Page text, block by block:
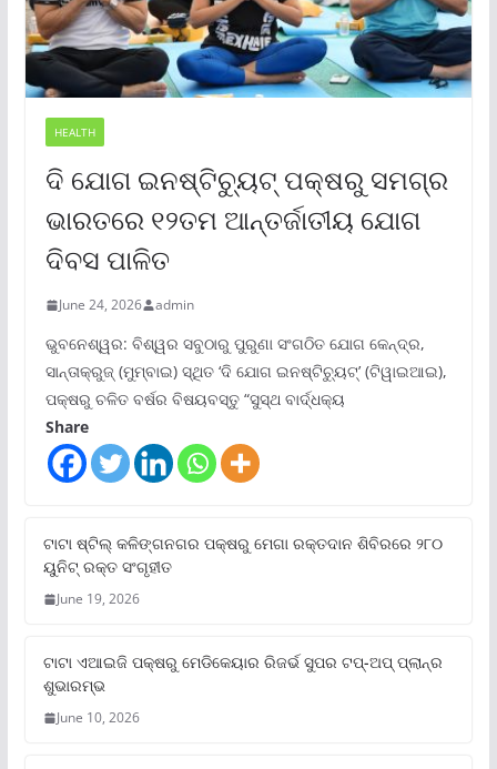
HEALTH
ଦି ଯୋଗ ଇନଷ୍ଟିଚ୍ୟୁଟ୍ ପକ୍ଷରୁ ସମଗ୍ର
ଭାରତରେ ୧୨ତମ ଆନ୍ତର୍ଜାତୀୟ ଯୋଗ
ଦିବସ ପାଳିତ
June 24, 2026 admin
ଭୁବନେଶ୍ୱର: ବିଶ୍ୱର ସବୁଠାରୁ ପୁରୁଣା ସଂଗଠିତ ଯୋଗ କେନ୍ଦ୍ର,
ସାନ୍ତାକ୍ରୁଜ୍ (ମୁମ୍ବାଇ) ସ୍ଥିତ ‘ଦି ଯୋଗ ଇନଷ୍ଟିଚ୍ୟୁଟ୍‌’ (ଟିୱାଇଆଇ),
ପକ୍ଷରୁ ଚଳିତ ବର୍ଷର ବିଷୟବସ୍ତୁ “ସୁସ୍ଥ ବାର୍ଦ୍ଧକ୍ୟ
Share
ଟାଟା ଷ୍ଟିଲ୍‌ କଳିଙ୍ଗନଗର ପକ୍ଷରୁ ମେଗା ରକ୍ତଦାନ ଶିବିରରେ ୨୮୦
ୟୁନିଟ୍‌ ରକ୍ତ ସଂଗୃହୀତ
June 19, 2026
ଟାଟା ଏଆଇଜି ପକ୍ଷରୁ ମେଡିକେୟାର ରିଜର୍ଭ ସୁପର ଟପ୍‌-ଅପ୍ ପ୍ଲାନ୍‌ର
ଶୁଭାରମ୍ଭ
June 10, 2026